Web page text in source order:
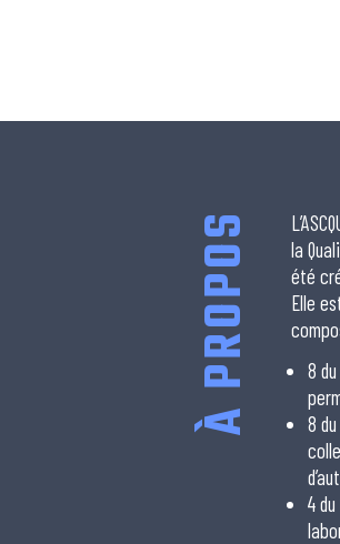
À PROPOS
la
été
Elle
8
8
4